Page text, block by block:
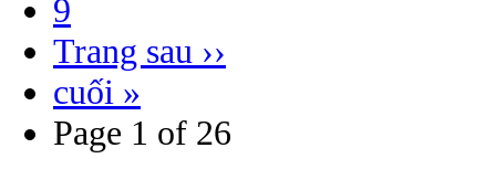
9
Trang sau ››
cuối »
Page 1 of 26